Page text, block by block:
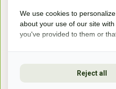
Bezoek onze
Handelsweg 6a
aan de Duitse grens, aan de
We use cookies to
about your use of our site
you've provided to them or
Reject all